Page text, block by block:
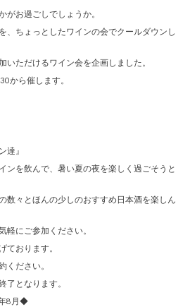
がお過ごしでしょうか。
、ちょっとしたワインの会でクールダウンし
いただけるワイン会を企画しました。
から催します。
達』
ンを飲んで、暑い夏の夜を楽しく過ごそうと
数々とほんの少しのおすすめ日本酒を楽しん
軽にご参加ください。
ております。
ください。
了となります。
8月◆